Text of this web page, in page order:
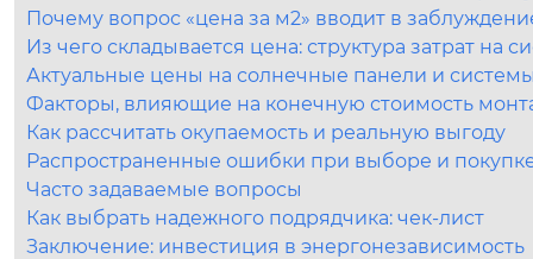
Почему вопрос «цена за м2» вводит в
Из чего складывается цена: структура затрат на
Актуальные цены на солнечные панели и
Факторы, влияющие на конечную стоимость
Как рассчитать окупаемость и реальную выгоду
Распространенные ошибки при выборе и
Часто задаваемые вопросы
Как выбрать надежного подрядчика: чек-лист
Заключение: инвестиция в энергонезависимость